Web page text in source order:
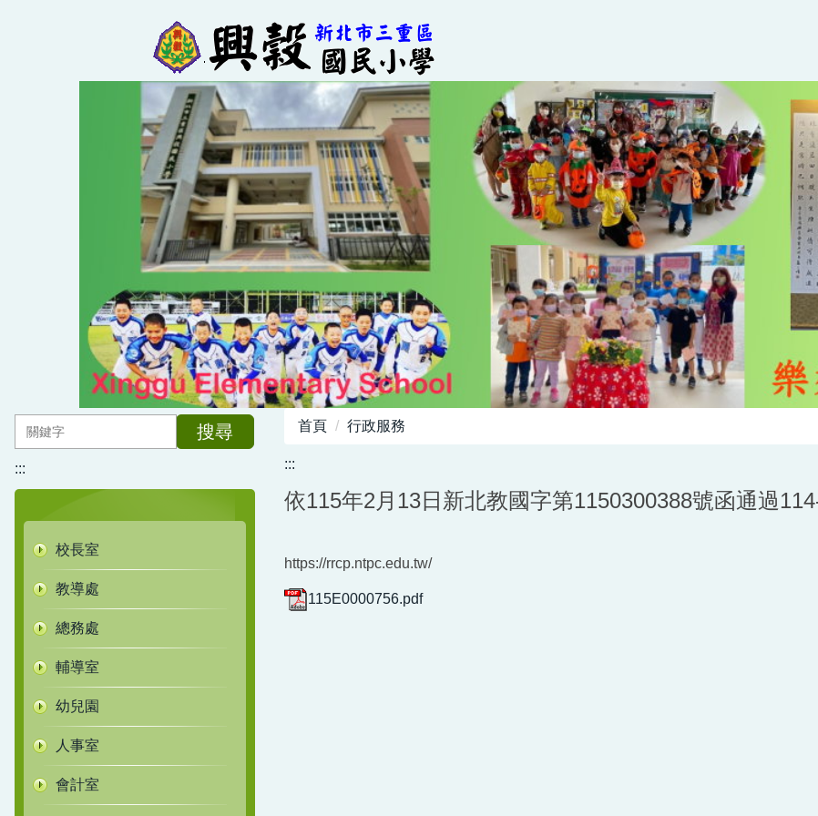
搜尋
:::
校長室
教導處
總務處
輔導室
幼兒園
人事室
會計室
首頁 行政服務
:::
依115年2月13日新北教國字第1150300388號函通過
https://rrcp.ntpc.edu.tw/
115E0000756.pdf